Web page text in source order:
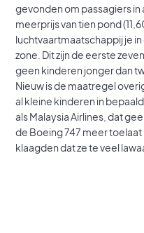
gevonden om passagiers in
meerprijs van tien pond
luchtvaartmaatschappij je
zone. Dit zijn de eerste
geen kinderen jonger dan
Nieuw is de maatregel
al kleine kinderen in
als Malaysia Airlines, dat
de Boeing 747 meer
klaagden dat ze te veel